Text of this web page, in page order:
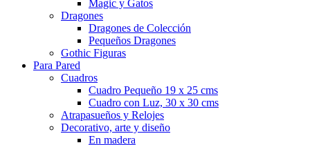
Magic y Gatos
Dragones
Dragones de Colección
Pequeños Dragones
Gothic Figuras
Para Pared
Cuadros
Cuadro Pequeño 19 x 25 cms
Cuadro con Luz, 30 x 30 cms
Atrapasueños y Relojes
Decorativo, arte y diseño
En madera